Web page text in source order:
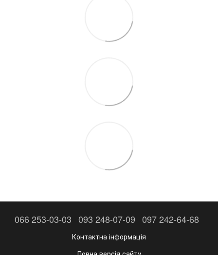
066 253-03-03 093 248-07-09 097 242-64-68
Контактна інформація